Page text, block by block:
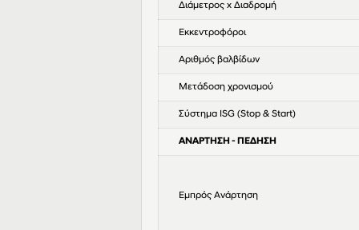
Διάμετρος x Διαδρομή
Εκκεντροφόροι
Αριθμός βαλβίδων
Μετάδοση χρονισμού
Σύστημα ISG (Stop & Start)
ΑΝΑΡΤΗΣΗ - ΠΕΔΗΣΗ
Εμπρός Ανάρτηση